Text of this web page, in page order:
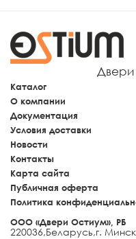
Двери
Каталог
О компании
Документация
Условия доставки
Новости
Контакты
Карта сайта
Публичная оферта
Политика
ООО «Двери Остиум», РБ
220036,Беларусь,г. Минск